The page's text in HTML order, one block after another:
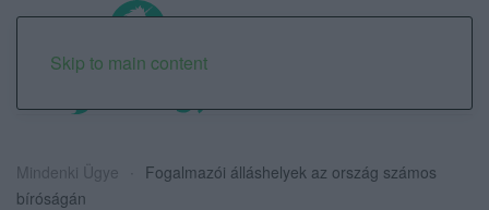
Skip to main content
Mindenki Ügye
Fogalmazói álláshelyek az ország számos
bíróságán